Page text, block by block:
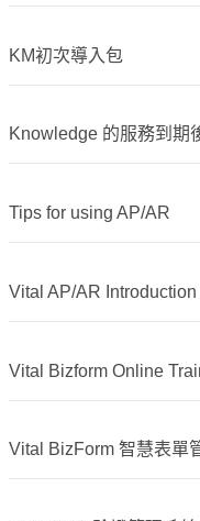
KM初次導入包
Knowledge 的服務到期
Tips for using AP/AR
Vital AP/AR Introduction
Vital Bizform Online
Vital BizForm 智慧表單